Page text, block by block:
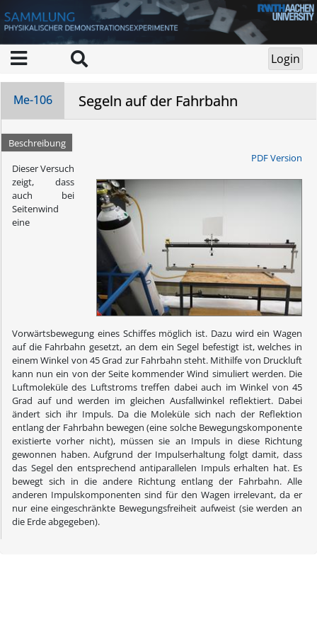
Me-106 Segeln auf der Fahrbahn
Beschreibung
PDF Version
Dieser Versuch
zeigt, dass
auch bei
Seitenwind
eine
Vorwärtsbewegung eines Schiffes möglich ist. Dazu wird ein Wagen
auf die Fahrbahn gesetzt, an dem ein Segel befestigt ist, welches in
einem Winkel von 45 Grad zur Fahrbahn steht. Mithilfe von Druckluft
kann nun ein von der Seite kommender Wind simuliert werden. Die
Luftmoleküle des Luftstroms treffen dabei auch im Winkel von 45
Grad auf und werden im gleichen Ausfallwinkel reflektiert. Dabei
ändert sich ihr Impuls. Da die Moleküle sich nach der Reflektion
entlang der Fahrbahn bewegen (eine solche Bewegungskomponente
existierte vorher nicht), müssen sie an Impuls in diese Richtung
gewonnen haben. Aufgrund der Impulserhaltung folgt damit, dass
das Segel den entsprechend antiparallelen Impuls erhalten hat. Es
bewegt sich in die andere Richtung entlang der Fahrbahn. Alle
anderen Impulskomponenten sind für den Wagen irrelevant, da er
nur eine eingeschränkte Bewegungsfreiheit aufweist (sie werden an
die Erde abgegeben).